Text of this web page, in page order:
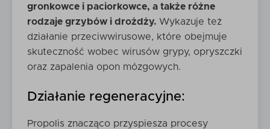
gronkowce i paciorkowce, a także różne
rodzaje grzybów i drożdży. Wykazuje też
działanie przeciwwirusowe, które obejmuje
skuteczność wobec wirusów grypy, opryszczki
oraz zapalenia opon mózgowych.
Działanie regeneracyjne:
Propolis znacząco przyspiesza procesy